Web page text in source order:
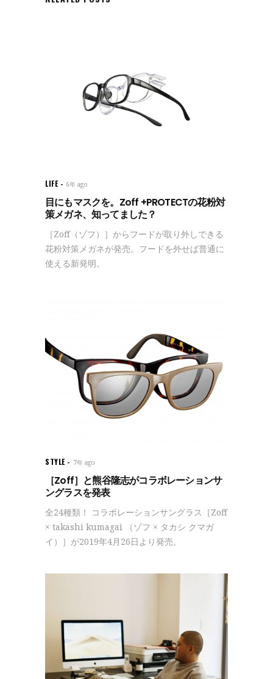
LIFE 6年 ago
目にもマスクを。Zoff +PROTECTの花粉対
策メガネ、知ってました？
［Zoff（ゾフ）］からフードが取り外しできる
花粉対策メガネが発売。フードを外せば普通に
使える新発明。
STYLE 7年 ago
［Zoff］と熊谷隆志がコラボレーションサ
ングラスを発表
全24種類！ コラボレーションサングラス［Zoff
× takashi kumagai （ゾフ × タカシ クマガ
イ）］が2019年4月26日より発売。